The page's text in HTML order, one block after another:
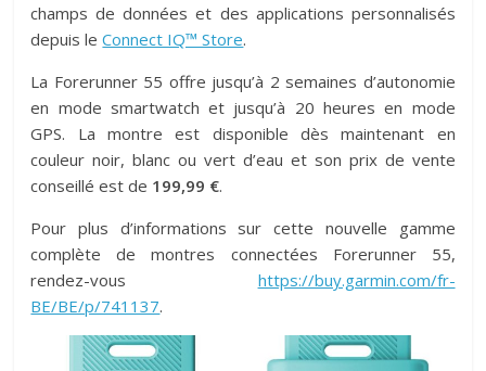
champs de données et des applications personnalisés
depuis leConnect IQ™ Store.
La Forerunner 55 offre jusqu’à 2 semaines d’autonomie
en mode smartwatch et jusqu’à 20 heures en mode
GPS. La montre est disponible dès maintenant en
couleur noir, blanc ou vert d’eau et son prix de vente
conseillé est de 199,99 €.
Pour plus d’informations sur cette nouvelle gamme
complète de montres connectées Forerunner 55,
rendez-vous https://buy.garmin.com/fr-
BE/BE/p/741137.